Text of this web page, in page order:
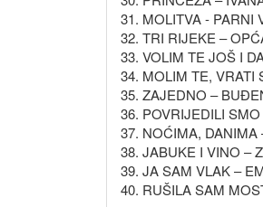
31. MOLITVA - PARNI
32. TRI RIJEKE –
33. VOLIM TE JOŠ I
34. MOLIM TE, VRATI
35. ZAJEDNO –
36. POVRIJEDILI
37. NOĆIMA,
38. JABUKE I VINO –
39. JA SAM VLAK –
40. RUŠILA SAM